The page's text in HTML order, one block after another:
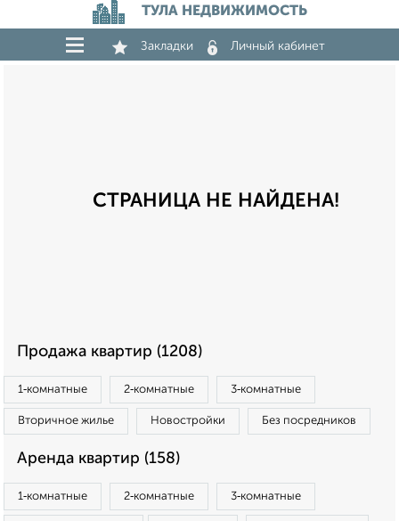
ТУЛА НЕДВИЖИМОСТЬ
Закладки Личный кабинет
СТРАНИЦА НЕ НАЙДЕНА!
Продажа квартир (1208)
1‑комнатные 2‑комнатные 3‑комнатные
Вторичное жилье Новостройки Без посредников
Аренда квартир (158)
1‑комнатные 2‑комнатные 3‑комнатные